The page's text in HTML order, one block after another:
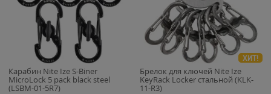
Карабин Nite Ize S-Biner
MicroLock 5 pack black steel
(LSBM-01-5R7)
ХИТ!
Брелок для ключей Nite Ize
KeyRack Locker стальной (KLK-
11-R3)